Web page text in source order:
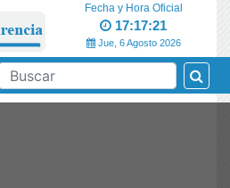
Fecha y Hora Oficial
17:17:22
Jue, 6 Agosto 2026